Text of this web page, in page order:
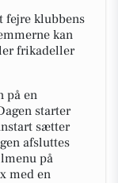
fejre klubbens
kan
frikadeller
på en
starter
sætter
afsluttes
på
med en